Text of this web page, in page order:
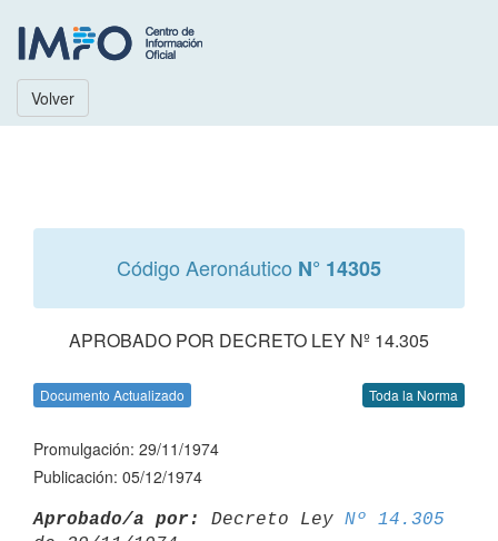
Volver
Código Aeronáutico N° 14305
APROBADO POR DECRETO LEY Nº 14.305
Documento Actualizado Toda la Norma
Promulgación: 29/11/1974
Publicación: 05/12/1974
Aprobado/a por: Decreto Ley Nº 14.305